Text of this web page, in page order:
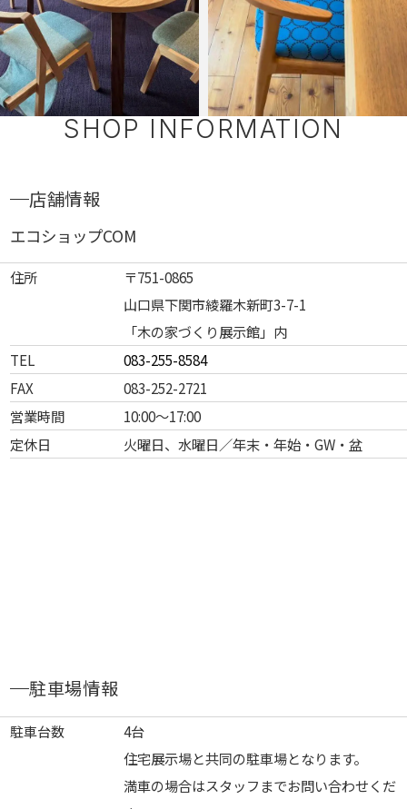
SHOP INFORMATION
店舗情報
エコショップCOM
住所
〒751-0865
山口県下関市綾羅木新町3-7-1
「木の家づくり展示館」内
TEL
083-255-8584
FAX
083-252-2721
営業時間
10:00～17:00
定休日
火曜日、水曜日／年末・年始・GW・盆
駐車場情報
駐車台数
4台
住宅展示場と共同の駐車場となります。
満車の場合はスタッフまでお問い合わせくだ